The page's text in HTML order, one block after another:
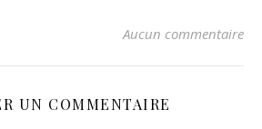
Aucun commentaire
UN COMMENTAIRE